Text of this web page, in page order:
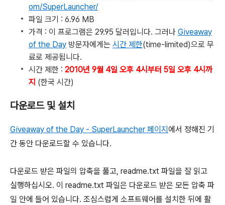
om/SuperLauncher/
파일 크기 : 6.96 MB
가격 : 이 프로그램은 29.95 달러입니다. 그러나 Giveaway
of the Day 방문자에게는 시간 제한(time-limited)으로 무
료로 제공됩니다.
시간 제한 : 2010년 9월 4일 오후 4시부터 5일 오후 4시까
지 (한국 시간)
다운로드 및 설치
Giveaway of the Day - SuperLauncher 페이지 에서 정해진 기
간 동안 다운로드할 수 있습니다.
다운로드 받은 파일의 압축을 풀고, readme.txt 파일을 잘 읽고
실행하십시오. 이 readme.txt 파일은 다운로드 받은 모든 압축 파
일 안에 들어 있습니다. 조심스럽게 소프트웨어를 설치한 뒤에 활